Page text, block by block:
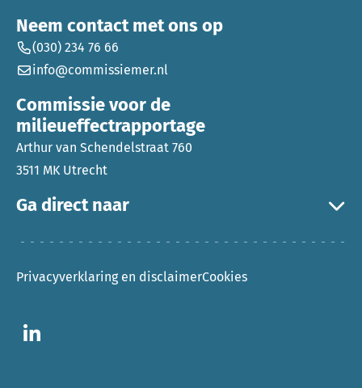
Ga direct naar
Neem contact met ons op
(030) 234 76 66
info@commissiemer.nl
Commissie voor de
milieueffectrapportage
Arthur van Schendelstraat 760
3511 MK Utrecht
Privacyverklaring en disclaimerCookies
Ga naar LinkedIn